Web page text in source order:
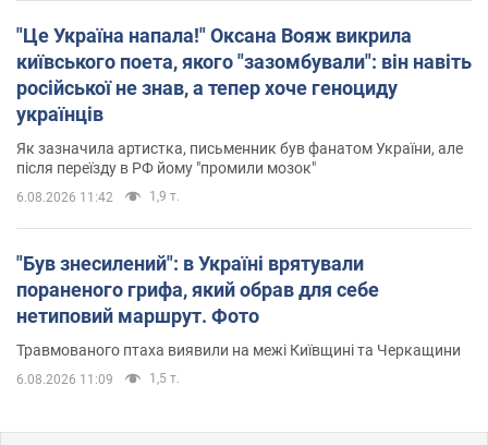
"Це Україна напала!" Оксана Вояж викрила
київського поета, якого "зазомбували": він навіть
російської не знав, а тепер хоче геноциду
українців
Як зазначила артистка, письменник був фанатом України, але
після переїзду в РФ йому "промили мозок"
6.08.2026 11:42 1,9 т.
"Був знесилений": в Україні врятували
пораненого грифа, який обрав для себе
нетиповий маршрут. Фото
Травмованого птаха виявили на межі Київщині та Черкащини
6.08.2026 11:09 1,5 т.